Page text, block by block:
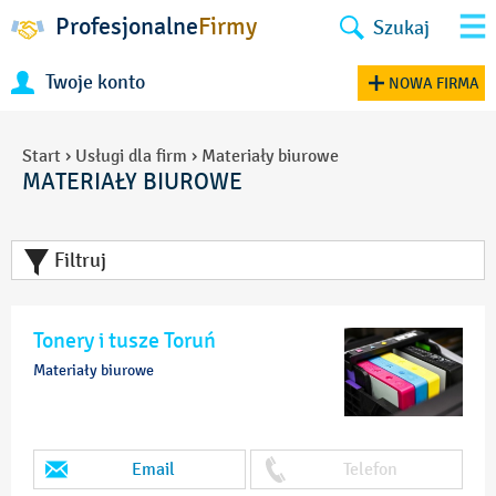
ProfesjonalneFirmy Szukaj
Twoje konto NOWA FIRMA
Start › Usługi dla firm › Materiały biurowe
MATERIAŁY BIUROWE
Filtruj
Tonery i tusze Toruń
Materiały biurowe
Email Telefon